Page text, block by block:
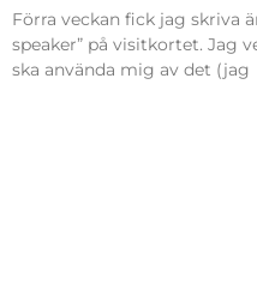
Förra veckan fick jag skriva
speaker” på visitkortet. Jag
ska använda mig av det (jag